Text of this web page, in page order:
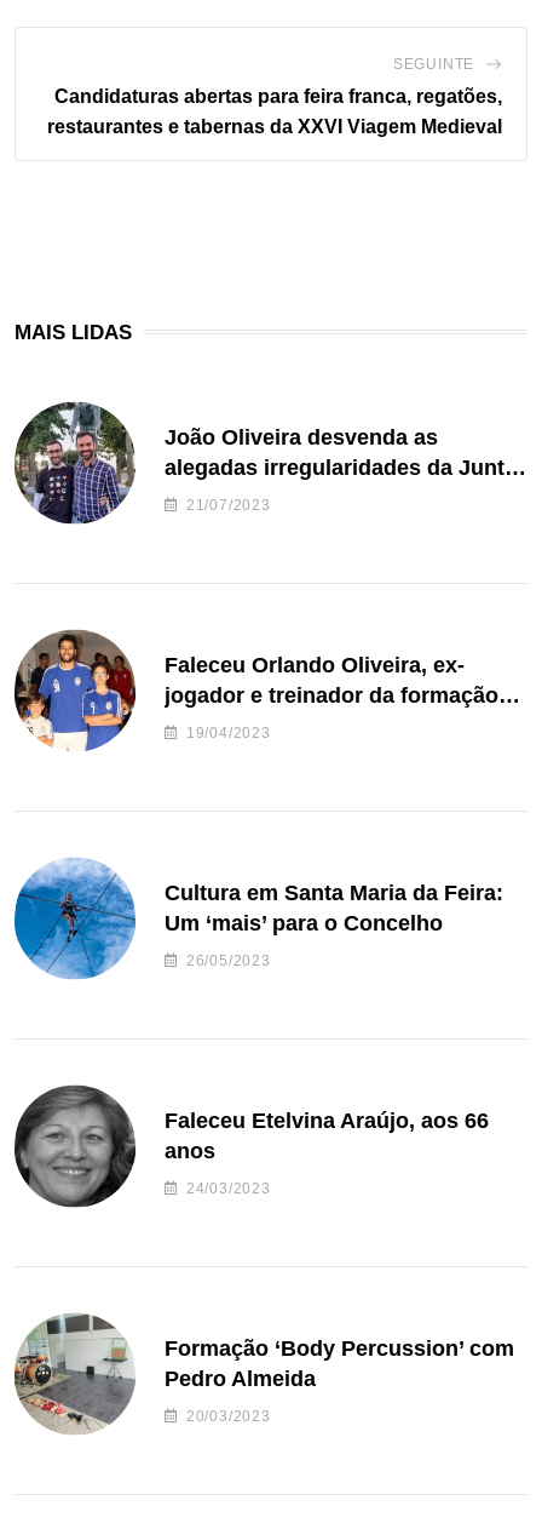
SEGUINTE
Candidaturas abertas para feira franca, regatões,
restaurantes e tabernas da XXVI Viagem Medieval
MAIS LIDAS
João Oliveira desvenda as
alegadas irregularidades da Junta
de Freguesia S. João de Ver
21/07/2023
Faleceu Orlando Oliveira, ex-
jogador e treinador da formação
de andebol do Feirense
19/04/2023
Cultura em Santa Maria da Feira:
Um ‘mais’ para o Concelho
26/05/2023
Faleceu Etelvina Araújo, aos 66
anos
24/03/2023
Formação ‘Body Percussion’ com
Pedro Almeida
20/03/2023